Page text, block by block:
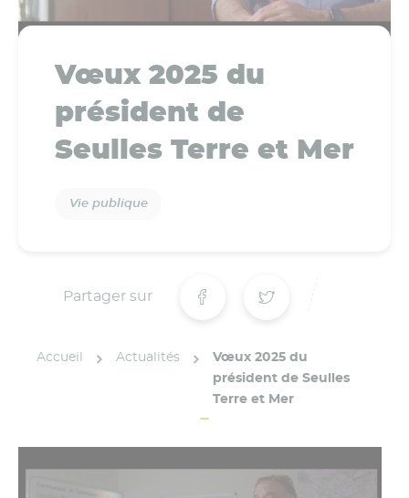
Vœux 2025 du
président de
Seulles Terre et Mer
Vie publique
Partager sur
Accueil Actualités
Vœux 2025 du
président de Seulles
Terre et Mer